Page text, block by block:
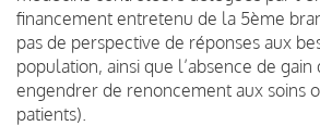
financement entretenu de la 5ème
pas de perspective de réponses aux
population, ainsi que l’absence de gain
engendrer de renoncement aux soins
patients).